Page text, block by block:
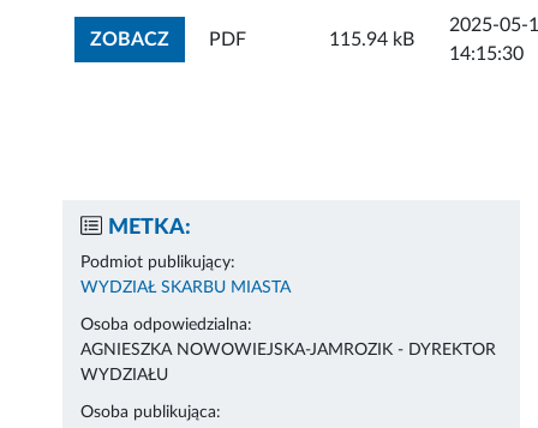
ZOBACZZOBACZ ZAŁĄCZNIK
PDF 115.94 kB
2025-05-
14:15:30
METKA:
Podmiot publikujący:
WYDZIAŁ SKARBU MIASTA
Osoba odpowiedzialna:
AGNIESZKA NOWOWIEJSKA-JAMROZIK - DYREKTOR
WYDZIAŁU
Osoba publikująca: